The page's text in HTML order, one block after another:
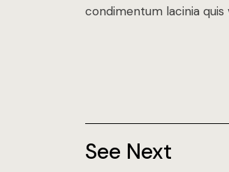
condimentum lacinia
See Next